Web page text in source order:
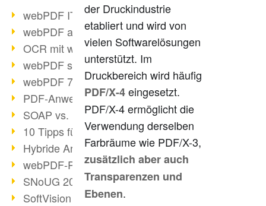
webPDF IT-Tage 2017
webPDF auf IT-Tagen 2017
OCR mit webPDF
webPDF senkt Admin-Kosten
webPDF 7.0 Release
PDF-Anwendung für Unternehmen
SOAP vs. RESTful
10 Tipps für PDF-Arbeit
Hybride Archivierung mit PDF/A-3
webPDF-Preview für Personalakten
SNoUG 2017 Rückblick
SoftVision auf der SNoUG
der Druckindustrie
etabliert und wird von
vielen Softwarelösungen
unterstützt. Im
Druckbereich wird häufig
PDF/X-4eingesetzt.
PDF/X-4 ermöglicht die
Verwendung derselben
Farbräume wie PDF/X-3,
zusätzlich aber auch
Transparenzen und
Ebenen.